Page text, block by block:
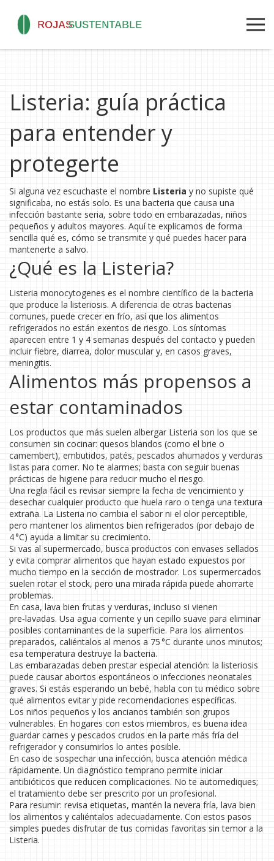
Listeria: guía práctica
para entender y
protegerte
Si alguna vez escuchaste el nombre Listeria y no supiste qué
significaba, no estás solo. Es una bacteria que causa una
infección bastante seria, sobre todo en embarazadas, niños
pequeños y adultos mayores. Aquí te explicamos de forma
sencilla qué es, cómo se transmite y qué puedes hacer para
mantenerte a salvo.
¿Qué es la Listeria?
Listeria monocytogenes es el nombre científico de la bacteria
que produce la listeriosis. A diferencia de otras bacterias
comunes, puede crecer en frío, así que los alimentos
refrigerados no están exentos de riesgo. Los síntomas
aparecen entre 1 y 4 semanas después del contacto y pueden
incluir fiebre, diarrea, dolor muscular y, en casos graves,
meningitis.
Alimentos más propensos a
estar contaminados
Los productos que más suelen albergar Listeria son los que se
consumen sin cocinar: quesos blandos (como el brie o
camembert), embutidos, patés, pescados ahumados y verduras
listas para comer. No te alarmes; basta con seguir buenas
prácticas de higiene para reducir mucho el riesgo.
Una regla fácil es revisar siempre la fecha de vencimiento y
desechar cualquier producto que huela raro o tenga una textura
extraña. La Listeria no cambia el sabor ni el olor perceptible,
pero mantener los alimentos bien refrigerados (por debajo de
4 °C) ayuda a limitar su crecimiento.
Si vas al supermercado, busca productos con envases sellados
y evita comprar alimentos que hayan estado expuestos por
mucho tiempo en la sección de mostrador. Los supermercados
suelen rotar el stock, pero una mirada rápida puede ahorrarte
problemas.
En casa, lava bien frutas y verduras, incluso si vienen
pre‑lavadas. Usa agua corriente y un cepillo suave para eliminar
posibles contaminantes de la superficie. Para los alimentos
preparados, caliéntalos al menos a 75 °C durante unos minutos;
esa temperatura destruye la bacteria.
Las embarazadas deben prestar especial atención: la listeriosis
puede causar abortos espontáneos o infecciones neonatales
graves. Si estás esperando un bebé, habla con tu médico sobre
qué alimentos evitar y pide recomendaciones específicas.
Los niños pequeños y los ancianos también son grupos
vulnerables. En hogares con estos miembros, es buena idea
guardar carnes y pescados crudos en la parte más fría del
refrigerador y consumirlos lo antes posible.
En caso de sospechar una infección, busca atención médica
rápidamente. Un diagnóstico temprano permite iniciar
antibióticos que reducen complicaciones. No te automediques;
el tratamiento debe ser prescrito por un profesional.
Para resumir: revisa etiquetas, mantén la nevera fría, lava bien
los alimentos y caliéntalos adecuadamente. Con estos pasos
simples puedes disfrutar de tus comidas favoritas sin temor a la
Listeria.